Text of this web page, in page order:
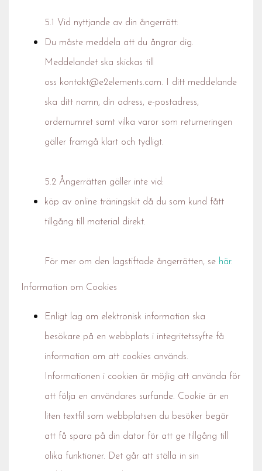
5.1 Vid nyttjande av din ångerrätt:
Du måste meddela att du ångrar dig.
Meddelandet ska skickas till
oss kontakt@e2elements.com. I ditt meddelande
ska ditt namn, din adress, e-postadress,
ordernumret samt vilka varor som returneringen
gäller framgå klart och tydligt.
5.2 Ångerrätten gäller inte vid:
köp av online träningskit då du som kund fått
tillgång till material direkt.
För mer om den lagstiftade ångerrätten, se här.
Information om Cookies
Enligt lag om elektronisk information ska
besökare på en webbplats i integritetssyfte få
information om att cookies används.
Informationen i cookien är möjlig att använda för
att följa en användares surfande. Cookie är en
liten textfil som webbplatsen du besöker begär
att få spara på din dator för att ge tillgång till
olika funktioner. Det går att ställa in sin